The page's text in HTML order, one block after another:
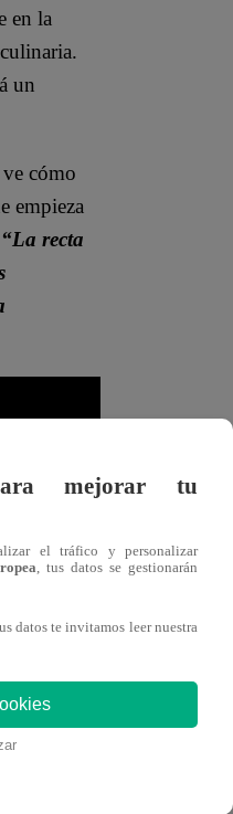
en la
un
cómo
empieza
“La recta
todo de sí
mejorar tu
el tráfico y personalizar
, tus datos se gestionarán
datos te invitamos leer nuestra